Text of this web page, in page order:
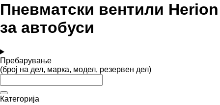
Пневматски вентили Herion
за автобуси
Пребарување
(број на дел, марка, модел, резервен дел)
Категорија